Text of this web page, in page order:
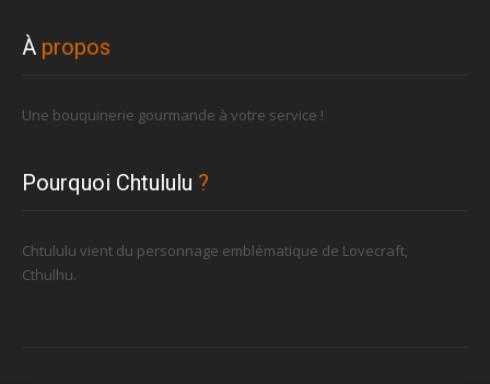
À propos
Une bouquinerie gourmande à votre service !
Pourquoi Chtululu ?
Chtululu vient du personnage emblématique de Lovecraft,
Cthulhu.